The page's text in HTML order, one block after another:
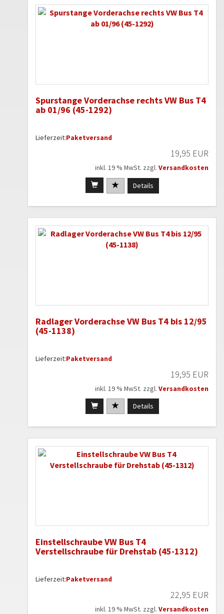
Spurstange Vorderachse rechts VW Bus T4
ab 01/96 (45-1292)
Lieferzeit:Paketversand
19,95 EUR
inkl. 19 % MwSt. zzgl. Versandkosten
Details
Radlager Vorderachse VW Bus T4 bis 12/95
(45-1138)
Lieferzeit:Paketversand
19,95 EUR
inkl. 19 % MwSt. zzgl. Versandkosten
Details
Einstellschraube VW Bus T4
Verstellschraube für Drehstab (45-1312)
Lieferzeit:Paketversand
22,95 EUR
inkl. 19 % MwSt. zzgl. Versandkosten